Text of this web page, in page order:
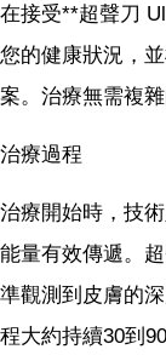
在接受**超聲刀
您的健康狀況，
案。治療無需複
治療過程
治療開始時，技
能量有效傳遞。
準觀測到皮膚的
程大約持續30到